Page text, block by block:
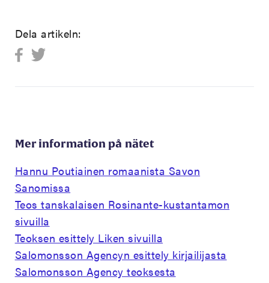
Dela artikeln:
Mer information på nätet
Hannu Poutiainen romaanista Savon
Sanomissa
Teos tanskalaisen Rosinante-kustantamon
sivuilla
Teoksen esittely Liken sivuilla
Salomonsson Agencyn esittely kirjailijasta
Salomonsson Agency teoksesta